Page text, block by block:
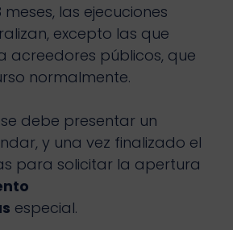
las ejecuciones
excepto las que
acreedores públicos, que
normalmente.
debe presentar un
y una vez finalizado el
para solicitar la apertura
especial.